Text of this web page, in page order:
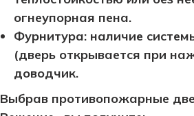
огнеупорная пена.
Фурнитура: наличие
(дверь открывается при
доводчик.
Выбрав противопожарные